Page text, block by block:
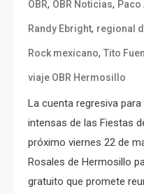
OBR, OBR Noticias, Paco
Randy Ebright, regional
Rock mexicano, Tito
viaje OBR Hermosillo
La cuenta regresiva
intensas de las Fiestas
próximo viernes 22 de
Rosales de Hermosillo
gratuito que promete